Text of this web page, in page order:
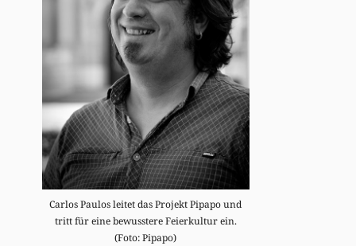
Carlos Paulos leitet das Projekt Pipapo und
tritt für eine bewusstere Feierkultur ein.
(Foto: Pipapo)